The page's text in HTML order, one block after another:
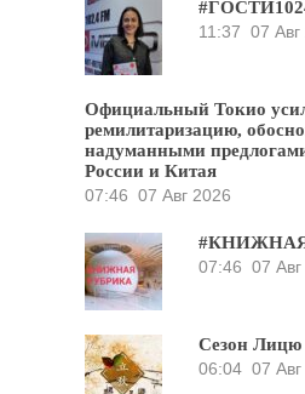
11:37 07 Авг
Официальный Токио
ремилитаризацию,
надуманными
России и Китая
07:46 07 Авг 2026
07:46 07
Сезон Лицю
06:04 07